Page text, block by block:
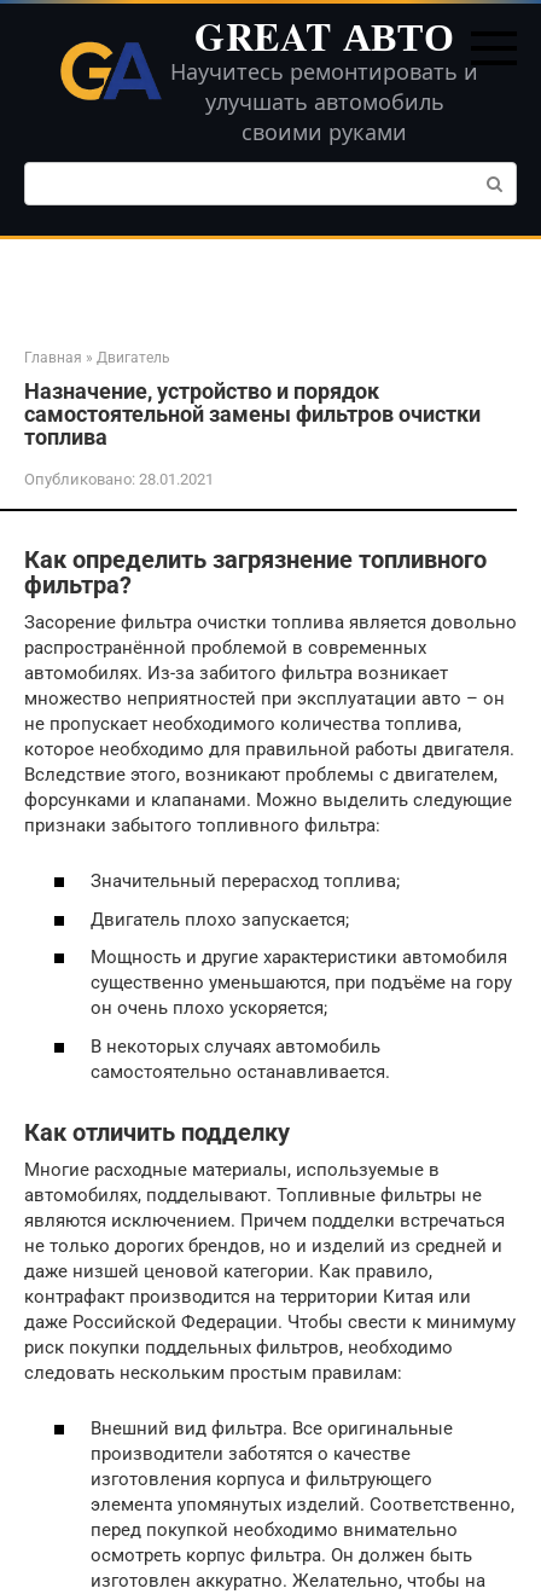
Перейти
контенту
GREAT АВТО
Научитесь ремонтировать и
улучшать автомобиль
своими руками
Поиск:
Главная » Двигатель
Назначение, устройство и порядок
самостоятельной замены фильтров очистки
топлива
Опубликовано: 28.01.2021
Как определить загрязнение топливного
фильтра?
Засорение фильтра очистки топлива является довольно
распространённой проблемой в современных
автомобилях. Из-за забитого фильтра возникает
множество неприятностей при эксплуатации авто – он
не пропускает необходимого количества топлива,
которое необходимо для правильной работы двигателя.
Вследствие этого, возникают проблемы с двигателем,
форсунками и клапанами. Можно выделить следующие
признаки забытого топливного фильтра:
Значительный перерасход топлива;
Двигатель плохо запускается;
Мощность и другие характеристики автомобиля
существенно уменьшаются, при подъёме на гору
он очень плохо ускоряется;
В некоторых случаях автомобиль
самостоятельно останавливается.
Как отличить подделку
Многие расходные материалы, используемые в
автомобилях, подделывают. Топливные фильтры не
являются исключением. Причем подделки встречаться
не только дорогих брендов, но и изделий из средней и
даже низшей ценовой категории. Как правило,
контрафакт производится на территории Китая или
даже Российской Федерации. Чтобы свести к минимуму
риск покупки поддельных фильтров, необходимо
следовать нескольким простым правилам:
Внешний вид фильтра. Все оригинальные
производители заботятся о качестве
изготовления корпуса и фильтрующего
элемента упомянутых изделий. Соответственно,
перед покупкой необходимо внимательно
осмотреть корпус фильтра. Он должен быть
изготовлен аккуратно. Желательно, чтобы на